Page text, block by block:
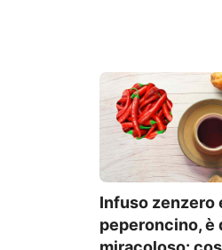
Infuso zenzero
peperoncino, è